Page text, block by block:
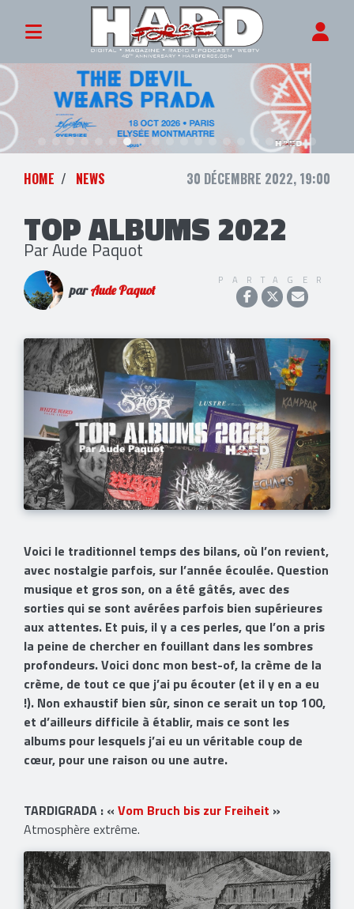
HOME NEWS 30 DÉCEMBRE 2022, 19:00
TOP ALBUMS 2022
Par Aude Paquot
parAude Paquot
PARTAGER
Voici le traditionnel temps des bilans, où l’on revient,
avec nostalgie parfois, sur l’année écoulée. Question
musique et gros son, on a été gâtés, avec des
sorties qui se sont avérées parfois bien supérieures
aux attentes. Et puis, il y a ces perles, que l’on a pris
la peine de chercher en fouillant dans les sombres
profondeurs. Voici donc mon best-of, la crème de la
crème, de tout ce que j’ai pu écouter (et il y en a eu
!). Non exhaustif bien sûr, sinon ce serait un top 100,
et d’ailleurs difficile à établir, mais ce sont les
albums pour lesquels j’ai eu un véritable coup de
cœur, pour une raison ou une autre.
TARDIGRADA : « Vom Bruch bis zur Freiheit »
Atmosphère extrême.